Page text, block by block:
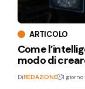
ARTICOLO
Come
modo di
DiREDAZIONE 1 giorno